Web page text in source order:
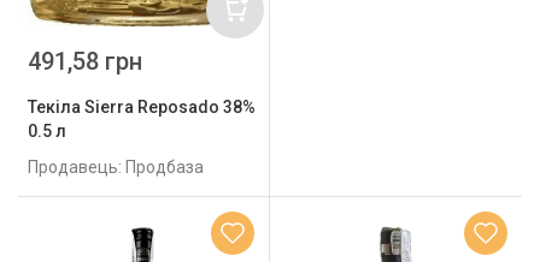
Текіла Sierra Reposado 38%
0.5 л
Продавець: Продбаза
491,58 грн